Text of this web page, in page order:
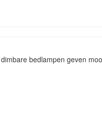
bedlampen geven